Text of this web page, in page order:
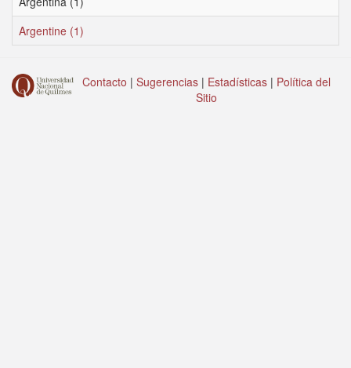
Argentine (1)
Contacto | Sugerencias | Estadísticas | Política del
Sitio